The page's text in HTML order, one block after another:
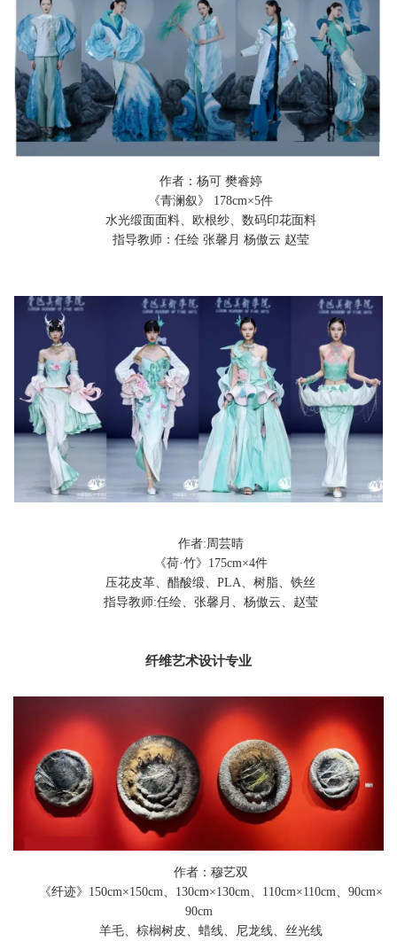
作者：杨可 樊睿婷
《青澜叙》 178cm×5件
水光缎面面料、欧根纱、数码印花面料
指导教师：任绘 张馨月 杨傲云 赵莹
作者:周芸晴
《荷·竹》175cm×4件
压花皮革、醋酸缎、PLA、树脂、铁丝
指导教师:任绘、张馨月、杨傲云、赵莹
纤维艺术设计专业
作者：穆艺双
《纤迹》150cm×150cm、130cm×130cm、110cm×110cm、90cm×
90cm
羊毛、棕榈树皮、蜡线、尼龙线、丝光线